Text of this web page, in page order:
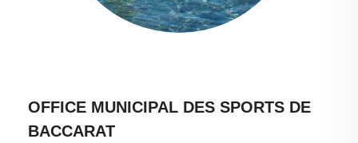
OFFICE MUNICIPAL DES SPORTS DE
BACCARAT